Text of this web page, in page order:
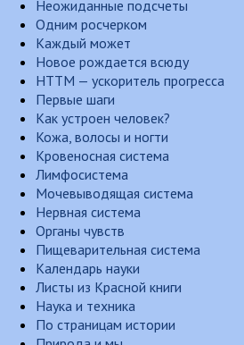
Неожиданные подсчеты
Одним росчерком
Каждый может
Новое рождается всюду
НТТМ — ускоритель прогресса
Первые шаги
Как устроен человек?
Кожа, волосы и ногти
Кровеносная система
Лимфосистема
Мочевыводящая система
Нервная система
Органы чувств
Пищеварительная система
Календарь науки
Листы из Красной книги
Наука и техника
По страницам истории